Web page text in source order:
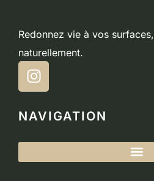
Redonnez vie à vos surfaces,
naturellement.
NAVIGATION